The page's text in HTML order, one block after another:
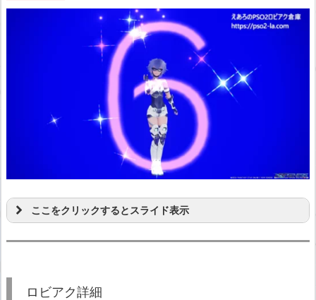
ここをクリックするとスライド表示
ロビアク詳細